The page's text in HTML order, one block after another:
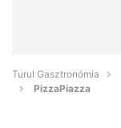
Turul Gasztronómia
PizzaPiazza